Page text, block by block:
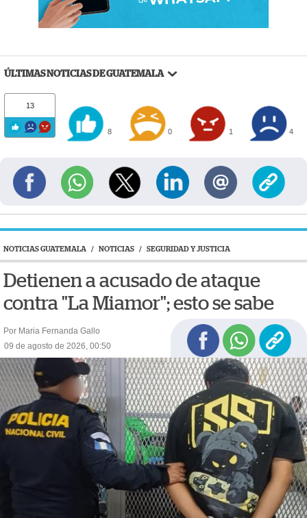
ÚLTIMAS NOTICIAS DE GUATEMALA
13
8 0 1 4
NOTICIAS GUATEMALA / NOTICIAS / SEGURIDAD Y JUSTICIA
Detienen a acusado de ataque
contra "La Miamor"; esto se sabe
Por Maria Fernanda Gallo
09 de agosto de 2026, 00:50